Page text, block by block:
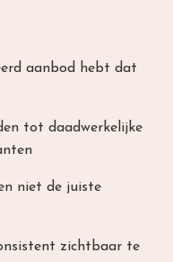
aanbod hebt dat
tot daadwerkelijke
niet de juiste
zichtbaar te